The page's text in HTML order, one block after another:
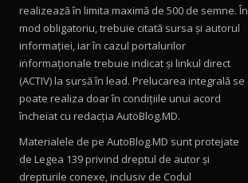
realizează în limita maximă de 500 de semne. În
mod obligatoriu, trebuie citată sursa și autorul
informației, iar în cazul portalurilor
informaționale trebuie indicat și linkul direct
(ACTIV) la sursă în lead. Prelucarea integrală se
poate realiza doar în condițiile unui acord
încheiat cu redacţia AutoBlog.MD.
Materialele de pe AutoBlog.MD sunt protejate
de Legea 139 privind dreptul de autor și
drepturile conexe, inclusiv de Codul